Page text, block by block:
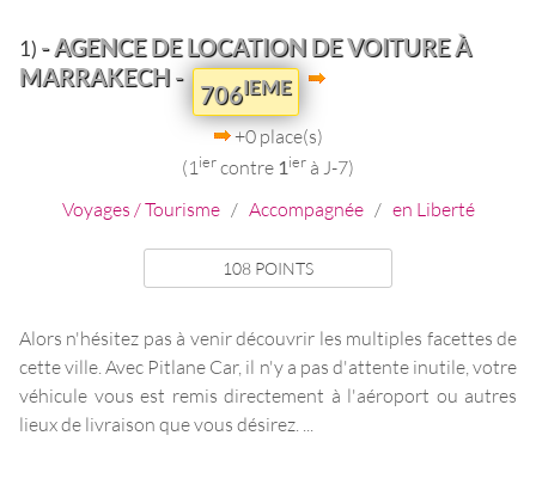
1) - AGENCE DE LOCATION DE VOITURE À
MARRAKECH -
706IEME
+0 place(s)
(1 iercontre 1ier à J-7)
Voyages / Tourisme/ Accompagnée/ en Liberté
108 POINTS
Alors n'hésitez pas à venir découvrir les multiples facettes de
cette ville. Avec Pitlane Car, il n'y a pas d'attente inutile, votre
véhicule vous est remis directement à l'aéroport ou autres
lieux de livraison que vous désirez. ...